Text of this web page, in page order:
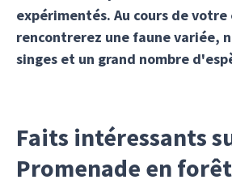
expérimentés. Au cours de
rencontrerez une faune variée,
singes et un grand nombre
Faits intéressants
Promenade en forêt